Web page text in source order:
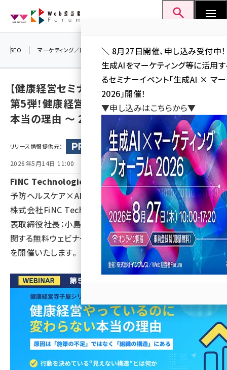
ン
seo (3541)
youtube (2449)
セミナー (2318)
z世代 (1632)
meo (1282)
llmo (1171)
SEO マーケティング／広告 AI SNS アクセス解析／データ分析
【健康経営セミナー】健康経営 寺子屋シリーズ
第5弾！健康経営「やっているのに変わらない」
本当の理由 ～ 2026年06月10日 開催！
リリース情報提供元：
2026年5月14日 11:00
FiNC Technologies
予防ヘルスケア×AIに特化したヘルステックカンパニーの
株式会社FiNC Technologies（本社：東京都千代田区、代
表取締役社長：小島 かおり、以下「当社」）は、健康経営に
関する無料ウェビナー「健康経営 寺子屋シリーズ 第5弾」
を開催いたします。
＼ 8月27日開催、申し込み受付中
生成AIをマーケティング等に活用
るセミナーイベント「生成AI × マ
2026」開催！
▼申し込みはこちらから▼